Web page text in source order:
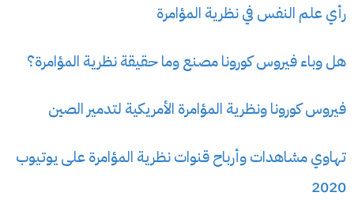
رأي علم النفس في نظرية المؤامرة
هل وباء فيروس كورونا مصنع وما حقيقة نظرية المؤامرة؟
فيروس كورونا ونظرية المؤامرة الأمريكية لتدمير الصين
تهاوي مشاهدات وأرباح قنوات نظرية المؤامرة على يوتيوب
2020